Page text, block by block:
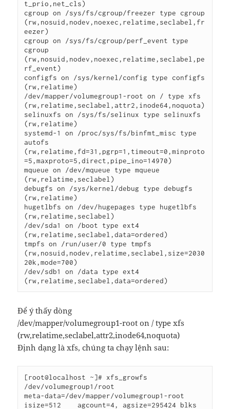
t_prio,net_cls)
cgroup on /sys/fs/cgroup/freezer type cgroup
(rw,nosuid,nodev,noexec,relatime,seclabel,fr
eezer)
cgroup on /sys/fs/cgroup/perf_event type
cgroup
(rw,nosuid,nodev,noexec,relatime,seclabel,pe
rf_event)
configfs on /sys/kernel/config type configfs
(rw,relatime)
/dev/mapper/volumegroup1-root on / type xfs
(rw,relatime,seclabel,attr2,inode64,noquota)
selinuxfs on /sys/fs/selinux type selinuxfs
(rw,relatime)
systemd-1 on /proc/sys/fs/binfmt_misc type
autofs
(rw,relatime,fd=31,pgrp=1,timeout=0,minproto
=5,maxproto=5,direct,pipe_ino=14970)
mqueue on /dev/mqueue type mqueue
(rw,relatime,seclabel)
debugfs on /sys/kernel/debug type debugfs
(rw,relatime)
hugetlbfs on /dev/hugepages type hugetlbfs
(rw,relatime,seclabel)
/dev/sda1 on /boot type ext4
(rw,relatime,seclabel,data=ordered)
tmpfs on /run/user/0 type tmpfs
(rw,nosuid,nodev,relatime,seclabel,size=2030
20k,mode=700)
/dev/sdb1 on /data type ext4
Để ý thấy dòng
/dev/mapper/volumegroup1-root on / type xfs
(rw,relatime,seclabel,attr2,inode64,noquota)
Định dạng là xfs, chúng ta chạy lệnh sau:
[root@localhost ~]# xfs_growfs
/dev/volumegroup1/root
meta-data=/dev/mapper/volumegroup1-root
isize=512    agcount=4, agsize=295424 blks